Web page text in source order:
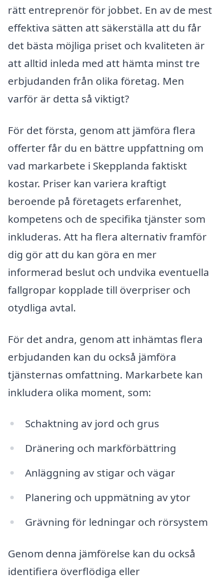
rätt entreprenör för jobbet. En av de mest
effektiva sätten att säkerställa att du får
det bästa möjliga priset och kvaliteten är
att alltid inleda med att hämta minst tre
erbjudanden från olika företag. Men
varför är detta så viktigt?
För det första, genom att jämföra flera
offerter får du en bättre uppfattning om
vad markarbete i Skepplanda faktiskt
kostar. Priser kan variera kraftigt
beroende på företagets erfarenhet,
kompetens och de specifika tjänster som
inkluderas. Att ha flera alternativ framför
dig gör att du kan göra en mer
informerad beslut och undvika eventuella
fallgropar kopplade till överpriser och
otydliga avtal.
För det andra, genom att inhämtas flera
erbjudanden kan du också jämföra
tjänsternas omfattning. Markarbete kan
inkludera olika moment, som:
Schaktning av jord och grus
Dränering och markförbättring
Anläggning av stigar och vägar
Planering och uppmätning av ytor
Grävning för ledningar och rörsystem
Genom denna jämförelse kan du också
identifiera överflödiga eller